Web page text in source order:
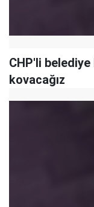
CHP'li
kovacağız